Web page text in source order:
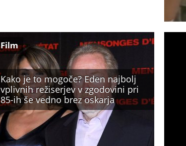
Kako je to mogoče? Eden najbolj
vplivnih režiserjev v zgodovini pri
85-ih še vedno brez oskarja
Film